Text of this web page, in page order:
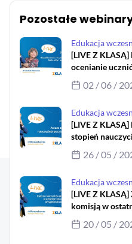
Technologie
MAC
Dydaktyka
Aranżacje
szkolne
oferty
edukacyjnej
zobacz
katalogi
Aby obejrzeć e-
zaloguj się
lub
załóż konto
Pozostałe
Edukacja
[LIVE Z KLASĄ]
ocenianie
02 / 06 /
Edukacja
[LIVE Z KLASĄ]
stopień
26 / 05 /
Edukacja
[LIVE Z
komisją w
20 / 05 /